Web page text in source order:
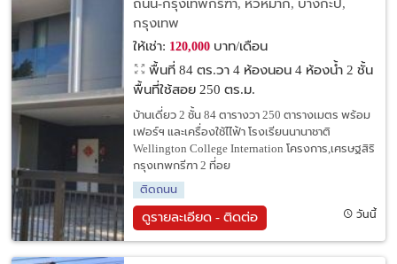
Internation
ถนน-กรุงเทพกรีฑา, หัวหมาก, บางกะปิ,
กรุงเทพ
ให้เช่า: 120,000บาท/เดือน
พื้นที่ 84 ตร.วา 4 ห้องนอน 4 ห้องน้ำ 2 ชั้น
พื้นที่ใช้สอย 250 ตร.ม.
บ้านเดี่ยว 2 ชั้น 84 ตารางวา 250 ตารางเมตร พร้อม
เฟอร์ฯ และเครื่องใช้ไไฟ้า โรงเรียนนานาชาติ
Wellington College Internation โครงการ,เศรษฐสิริ
กรุงเทพกรีฑา 2 ที่อย
ติดถนน
ดูรายละเอียด - ติดต่อ วันนี้